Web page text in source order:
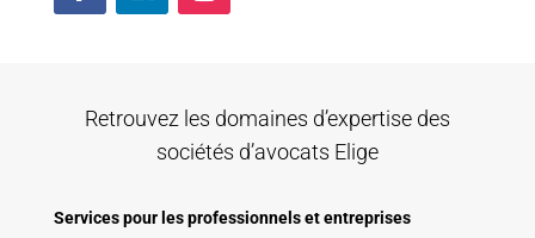
Retrouvez les domaines d’expertise des
sociétés d’avocats Elige
Services pour les professionnels et entreprises